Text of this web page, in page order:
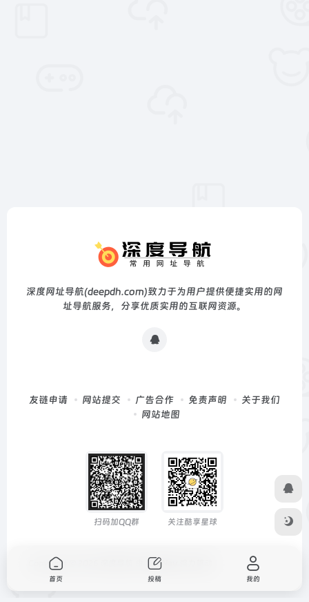
深度网址导航(deepdh.com)致力于为用户提供便捷实用的网
址导航服务，分享优质实用的互联网资源。
友链申请 网站提交 广告合作 免责声明
关于我们
网站地图
扫码加QQ群 关注酷享星球
Copyright © 2026 OneNav
首页 投稿 我的